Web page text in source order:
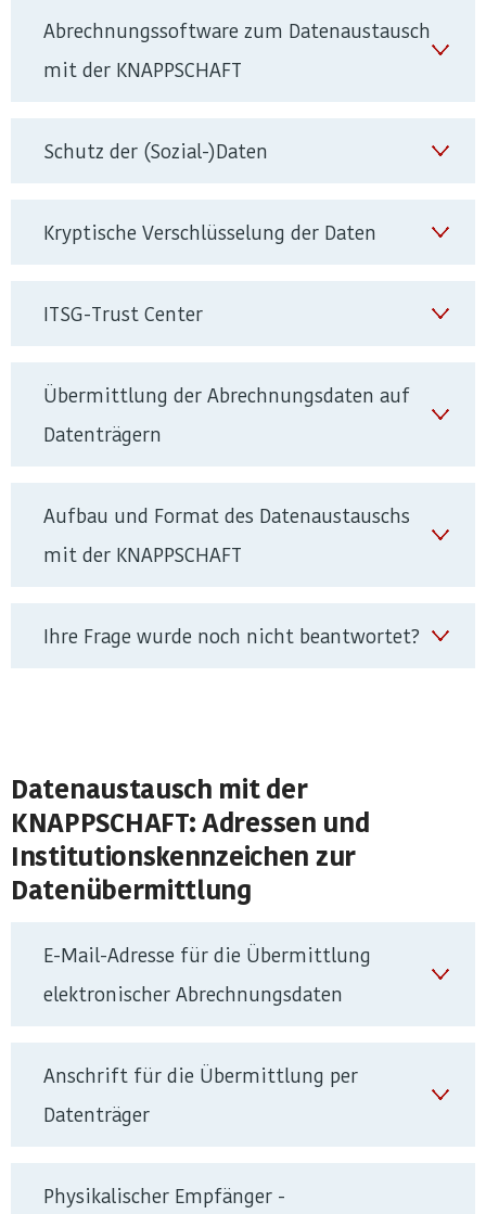
Abrechnungssoftware zum Datenaustausch
mit der KNAPPSCHAFT
Schutz der (Sozial-)Daten
Kryptische Verschlüsselung der Daten
ITSG-Trust Center
Übermittlung der Abrechnungsdaten auf
Datenträgern
Aufbau und Format des Datenaustauschs
mit der KNAPPSCHAFT
Ihre Frage wurde noch nicht beantwortet?
Datenaustausch mit der
KNAPPSCHAFT: Adressen und
Institutionskennzeichen zur
Datenübermittlung
E-Mail-Adresse für die Übermittlung
elektronischer Abrechnungsdaten
Anschrift für die Übermittlung per
Datenträger
Physikalischer Empfänger -